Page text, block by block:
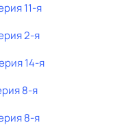
11-я
2-я
14-я
8-я
8-я